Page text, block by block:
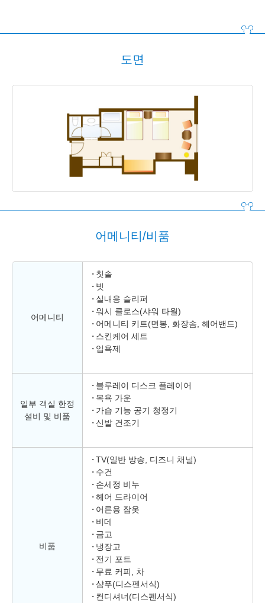
도면
어메니티/비품
어메니티
칫솔
빗
실내용 슬리퍼
워시 클로스(샤워 타월)
어메니티 키트(면봉, 화장솜, 헤어밴드)
스킨케어 세트
입욕제
일부 객실 한정
설비 및 비품
블루레이 디스크 플레이어
목욕 가운
가습 기능 공기 청정기
신발 건조기
비품
TV(일반 방송, 디즈니 채널)
수건
손세정 비누
헤어 드라이어
어른용 잠옷
비데
금고
냉장고
전기 포트
무료 커피, 차
샴푸(디스펜서식)
컨디셔너(디스펜서식)